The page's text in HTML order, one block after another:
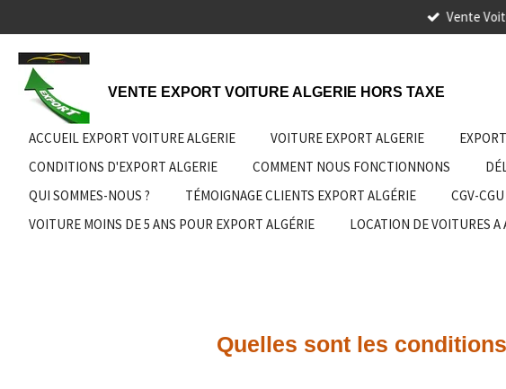
au
contenu
principal
VENTE EXPORT VOITURE ALGERIE HORS TAXE
ACCUEIL EXPORT VOITURE ALGERIE VOITURE EXPORT ALGERIE
CONDITIONS D'EXPORT ALGERIE
COMMENT NOUS FONCTIONNONS
QUI SOMMES-NOUS ?
TÉMOIGNAGE CLIENTS EXPORT ALGÉRIE CGV-CGU
VOITURE MOINS DE 5 ANS POUR EXPORT ALGÉRIE
LOCATION DE VOITURES A
Quelles sont les